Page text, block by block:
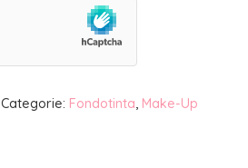
Categorie: Fondotinta, Make-Up